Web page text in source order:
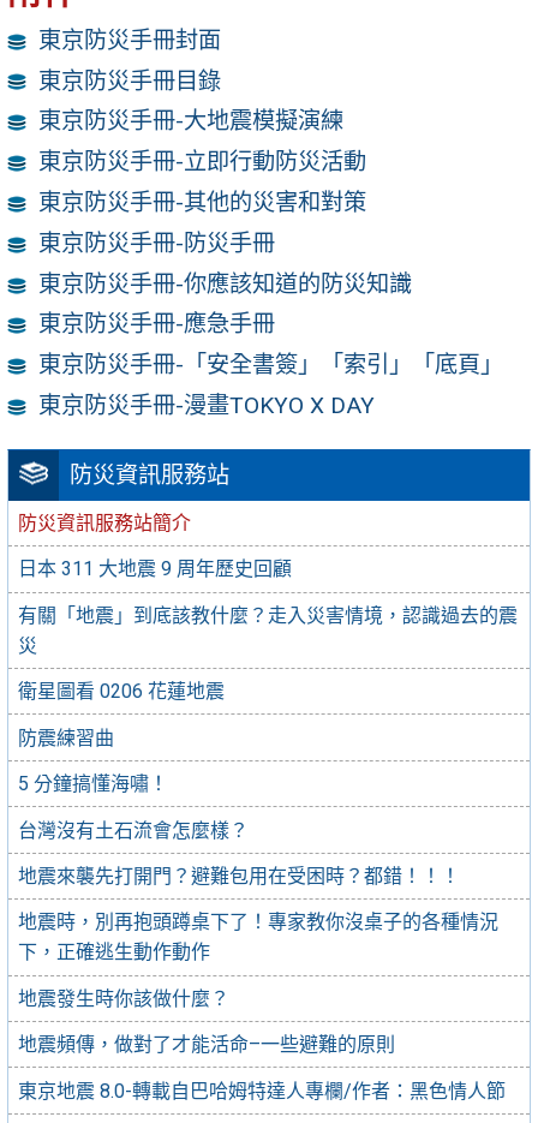
防災資訊服務站
防災資訊服務站簡介
日本 311 大地震 9 周年歷史回顧
有關「地震」到底該教什麼？走入災害情境，認識過去的震
災
衛星圖看 0206 花蓮地震
防震練習曲
5 分鐘搞懂海嘯！
台灣沒有土石流會怎麼樣？
地震來襲先打開門？避難包用在受困時？都錯！！！
地震時，別再抱頭蹲桌下了！專家教你沒桌子的各種情況
下，正確逃生動作動作
地震發生時你該做什麼？
地震頻傳，做對了才能活命–一些避難的原則
東京地震 8.0-轉載自巴哈姆特達人專欄/作者：黑色情人節
東京防災手冊封面
東京防災手冊目錄
東京防災手冊-大地震模擬演練
東京防災手冊-立即行動防災活動
東京防災手冊-其他的災害和對策
東京防災手冊-防災手冊
東京防災手冊-你應該知道的防災知識
東京防災手冊-應急手冊
東京防災手冊-「安全書簽」「索引」「底頁」
東京防災手冊-漫畫TOKYO X DAY